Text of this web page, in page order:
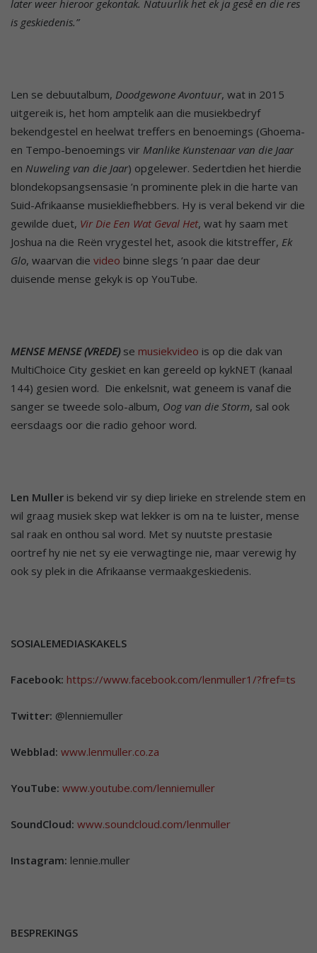
later weer hieroor gekontak. Natuurlik het ek ja gesê en die res
is geskiedenis.”
Len se debuutalbum, Doodgewone Avontuur, wat in 2015
uitgereik is, het hom amptelik aan die musiekbedryf
bekendgestel en heelwat treffers en benoemings (Ghoema-
en Tempo-benoemings vir Manlike Kunstenaar van die Jaar
en Nuweling van die Jaar) opgelewer. Sedertdien het hierdie
blondekopsangsensasie ’n prominente plek in die harte van
Suid-Afrikaanse musiekliefhebbers. Hy is veral bekend vir die
gewilde duet, Vir Die Een Wat Geval Het, wat hy saam met
Joshua na die Reën vrygestel het, asook die kitstreffer, Ek
Glo, waarvan die video binne slegs ’n paar dae deur
duisende mense gekyk is op YouTube.
MENSE MENSE (VREDE)se musiekvideo is op die dak van
MultiChoice City geskiet en kan gereeld op kykNET (kanaal
144) gesien word. Die enkelsnit, wat geneem is vanaf die
sanger se tweede solo-album, Oog van die Storm, sal ook
eersdaags oor die radio gehoor word.
Len Muller is bekend vir sy diep lirieke en strelende stem en
wil graag musiek skep wat lekker is om na te luister, mense
sal raak en onthou sal word. Met sy nuutste prestasie
oortref hy nie net sy eie verwagtinge nie, maar verewig hy
ook sy plek in die Afrikaanse vermaakgeskiedenis.
SOSIALEMEDIASKAKELS
Facebook: https://www.facebook.com/lenmuller1/?fref=ts
Twitter: @lenniemuller
Webblad: www.lenmuller.co.za
YouTube: www.youtube.com/lenniemuller
SoundCloud: www.soundcloud.com/lenmuller
Instagram: lennie.muller
BESPREKINGS